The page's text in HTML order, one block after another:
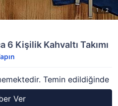
6 Kişilik Kahvaltı Takımı
Temin edildiğinde
Ver